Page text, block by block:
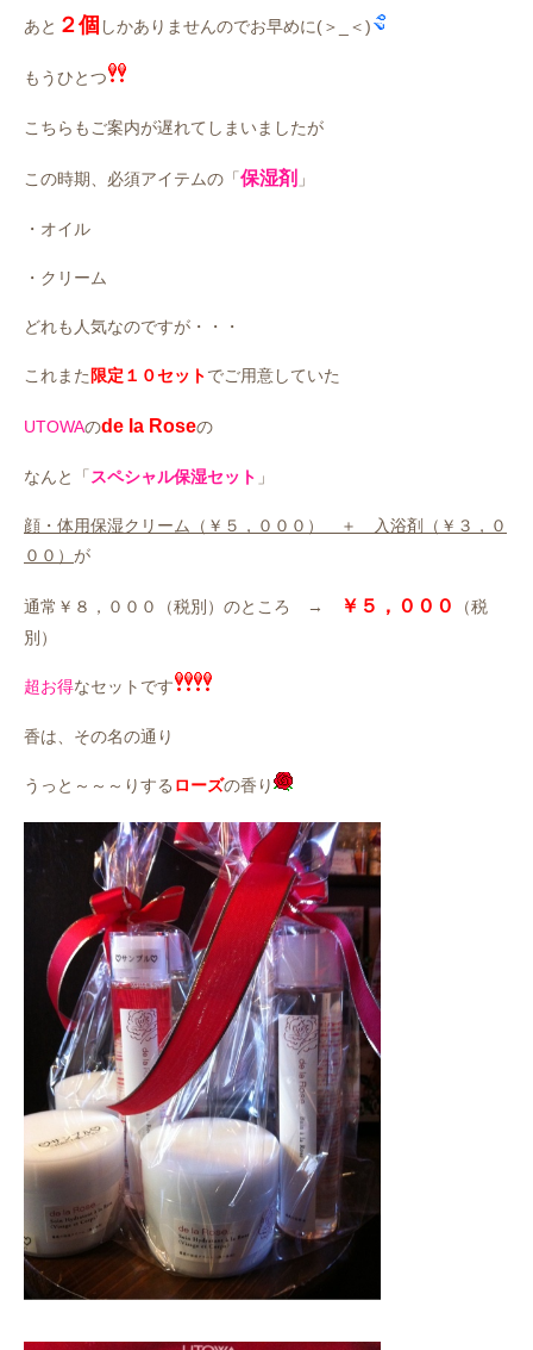
あと ２個 しかありませんのでお早めに(＞_＜)
もうひとつ
こちらもご案内が遅れてしまいましたが
この時期、必須アイテムの「 保湿剤 」
・オイル
・クリーム
どれも人気なのですが・・・
これまた 限定１０セットでご用意していた
UTOWAのde la Roseの
なんと「 スペシャル保湿セット 」
顔・体用保湿クリーム（￥５，０００） ＋ 入浴剤（￥３，０
００） が
通常￥８，０００（税別）のところ → ￥５，０００
（税
別）
超お得なセットです
香は、その名の通り
うっと～～～りする ローズの香り